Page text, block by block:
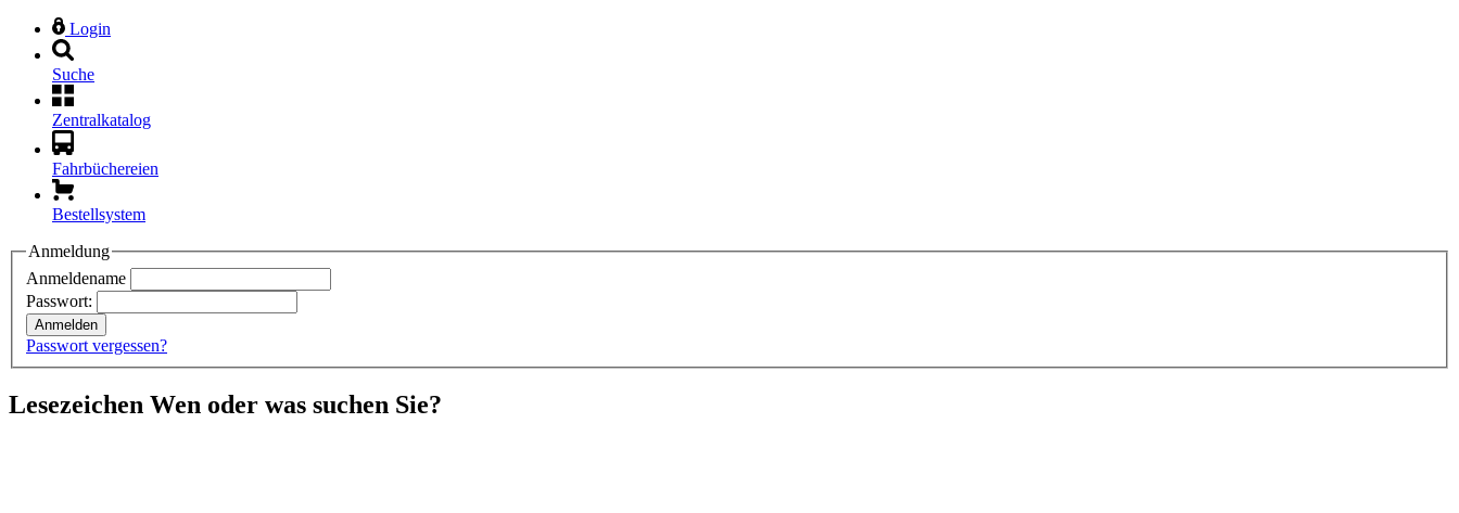
Login
Suche
Zentralkatalog
Fahrbüchereien
Bestellsystem
Anmeldung
Anmeldename
Passwort:
Anmelden
Passwort vergessen?
Lesezeichen Wen oder was suchen Sie?